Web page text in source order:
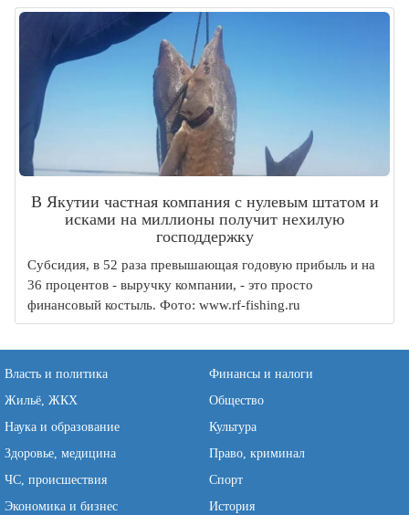
В Якутии частная компания с нулевым штатом и
исками на миллионы получит нехилую
господдержку
Субсидия, в 52 раза превышающая годовую прибыль и на
36 процентов - выручку компании, - это просто
финансовый костыль. Фото: www.rf-fishing.ru
Власть и политика
Финансы и налоги
Жильё, ЖКХ
Общество
Наука и образование
Культура
Здоровье, медицина
Право, криминал
ЧС, происшествия
Спорт
Экономика и бизнес
История